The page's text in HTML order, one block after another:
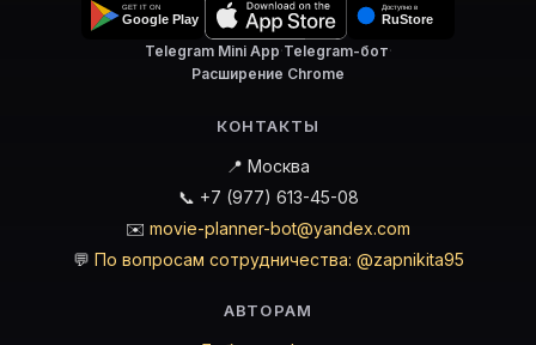
Telegram Mini App·Telegram-бот·
Расширение Chrome
КОНТАКТЫ
📍 Москва
📞 +7 (977) 613-45-08
✉️ movie-planner-bot@yandex.com
💬 По вопросам сотрудничества: @zapnikita95
АВТОРАМ